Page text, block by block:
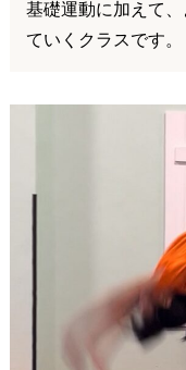
基礎運動に加えて
ていくクラスです。